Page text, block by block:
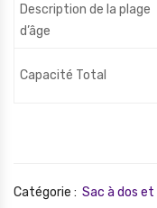
Description de la plage
d’âge
Capacité Total
Catégorie : Sac à dos et